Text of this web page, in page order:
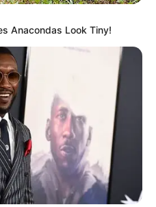
Anacondas Look Tiny!